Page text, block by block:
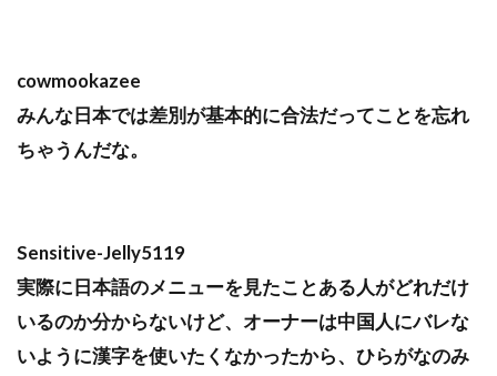
cowmookazee
みんな日本では差別が基本的に合法だってことを忘れ
ちゃうんだな。
Sensitive-Jelly5119
実際に日本語のメニューを見たことある人がどれだけ
いるのか分からないけど、オーナーは中国人にバレな
いように漢字を使いたくなかったから、ひらがなのみ